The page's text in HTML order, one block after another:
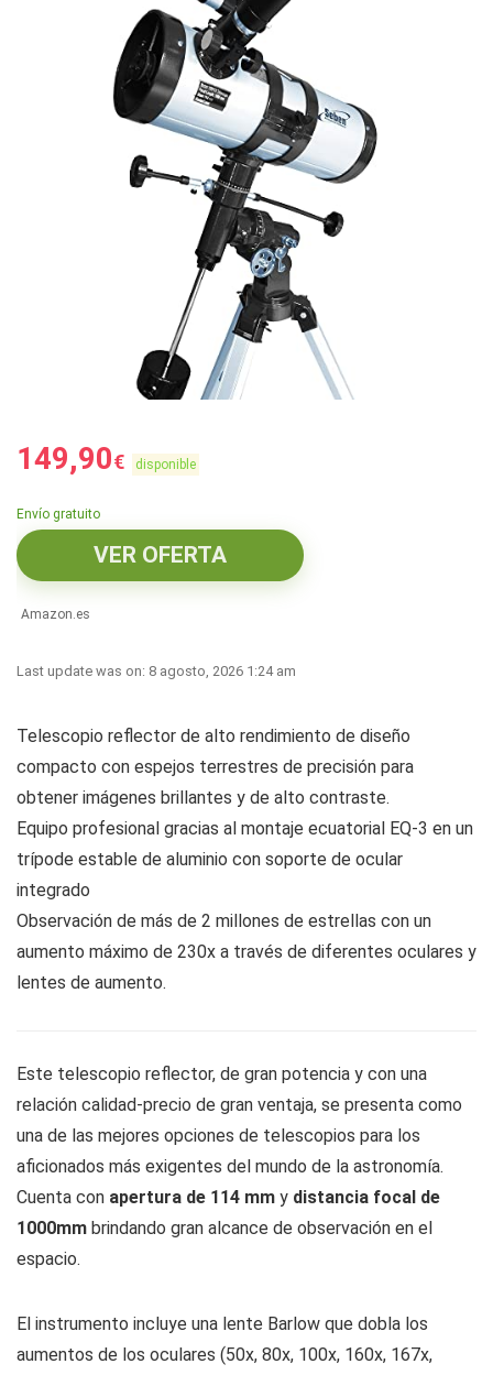
149,90€ disponible
Envío gratuito
VER OFERTA
Amazon.es
Last update was on: 8 agosto, 2026 1:24 am
Telescopio reflector de alto rendimiento de diseño
compacto con espejos terrestres de precisión para
obtener imágenes brillantes y de alto contraste.
Equipo profesional gracias al montaje ecuatorial EQ-3 en un
trípode estable de aluminio con soporte de ocular
integrado
Observación de más de 2 millones de estrellas con un
aumento máximo de 230x a través de diferentes oculares y
lentes de aumento.
Este telescopio reflector, de gran potencia y con una
relación calidad-precio de gran ventaja, se presenta como
una de las mejores opciones de telescopios para los
aficionados más exigentes del mundo de la astronomía.
Cuenta con apertura de 114 mm y distancia focal de
1000mm brindando gran alcance de observación en el
espacio.
El instrumento incluye una lente Barlow que dobla los
aumentos de los oculares (50x, 80x, 100x, 160x, 167x,